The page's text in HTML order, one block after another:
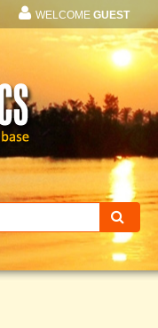
WELCOME GUEST